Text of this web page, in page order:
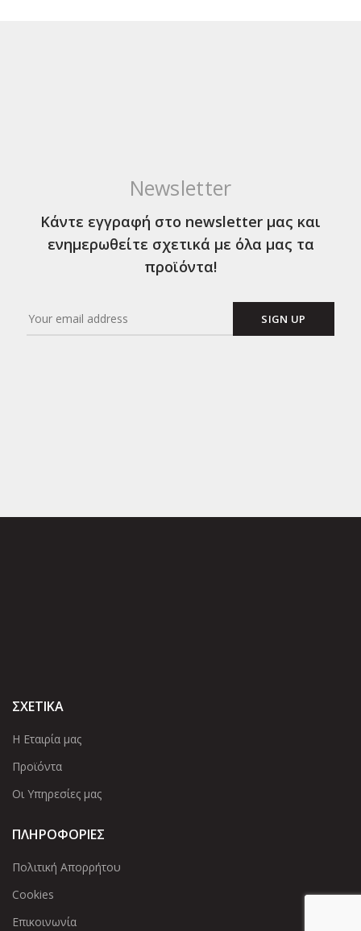
Newsletter
Κάντε εγγραφή στο newsletter μας και
ενημερωθείτε σχετικά με όλα μας τα
προϊόντα!
ΣΧΕΤΙΚΑ
Η Εταιρία μας
Προϊόντα
Οι Υπηρεσίες μας
ΠΛΗΡΟΦΟΡΙΕΣ
Πολιτική Απορρήτου
Cookies
Επικοινωνία